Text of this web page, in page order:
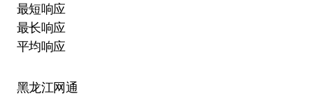
最短响应
最长响应
平均响应
黑龙江网通